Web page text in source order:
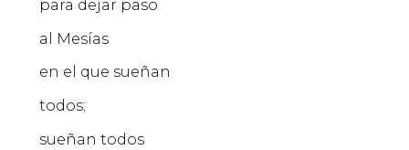
para dejar paso
al Mesías
en el que sueñan
todos;
sueñan todos